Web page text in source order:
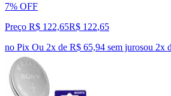
7% OFF
Preço R$ 122,65R$ 122,65
no Pix Ou 2x de R$ 65,94 sem jurosou 2x